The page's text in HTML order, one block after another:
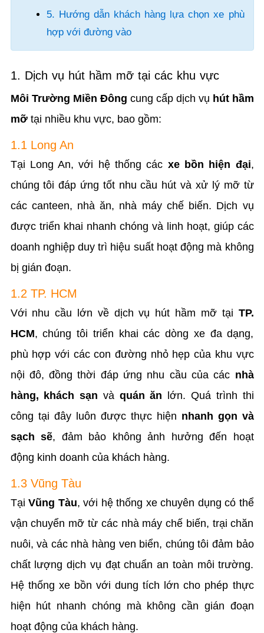
5. Hướng dẫn khách hàng lựa chọn xe phù
hợp với đường vào
1. Dịch vụ hút hầm mỡ tại các khu vực
Môi Trường Miền Đông cung cấp dịch vụ hút hầm
mỡtại nhiều khu vực, bao gồm:
1.1 Long An
Tại Long An, với hệ thống các xe bồn hiện đại,
chúng tôi đáp ứng tốt nhu cầu hút và xử lý mỡ từ
các canteen, nhà ăn, nhà máy chế biến. Dịch vụ
được triển khai nhanh chóng và linh hoạt, giúp các
doanh nghiệp duy trì hiệu suất hoạt động mà không
bị gián đoạn.
1.2 TP. HCM
Với nhu cầu lớn về dịch vụ hút hầm mỡ tại TP.
HCM, chúng tôi triển khai các dòng xe đa dạng,
phù hợp với các con đường nhỏ hẹp của khu vực
nội đô, đồng thời đáp ứng nhu cầu của các nhà
hàng, khách sạn và quán ăn lớn. Quá trình thi
công tại đây luôn được thực hiện nhanh gọn và
sạch sẽ, đảm bảo không ảnh hưởng đến hoạt
động kinh doanh của khách hàng.
1.3 Vũng Tàu
Tại Vũng Tàu, với hệ thống xe chuyên dụng có thể
vận chuyển mỡ từ các nhà máy chế biến, trại chăn
nuôi, và các nhà hàng ven biển, chúng tôi đảm bảo
chất lượng dịch vụ đạt chuẩn an toàn môi trường.
Hệ thống xe bồn với dung tích lớn cho phép thực
hiện hút nhanh chóng mà không cần gián đoạn
hoạt động của khách hàng.